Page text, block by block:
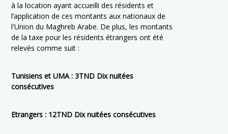
à la location ayant accueilli des résidents et
l’application de ces montants aux nationaux de
l'Union du Maghreb Arabe. De plus, les montants
de la taxe pour les résidents étrangers ont été
relevés comme suit :
Tunisiens et UMA : 3TND Dix nuitées
consécutives
Etrangers : 12TND Dix nuitées consécutives